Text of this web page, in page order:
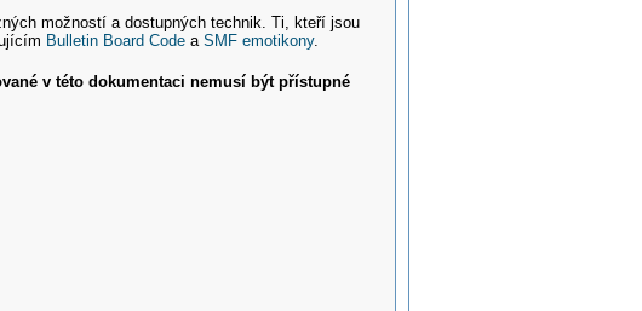
možností a dostupných technik. Ti, kteří jsou
Bulletin Board Code aSMF emotikony.
v této dokumentaci nemusí být přístupné